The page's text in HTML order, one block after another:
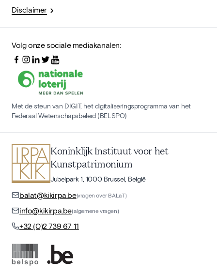
Disclaimer
Volg onze sociale mediakanalen:
Met de steun van DIGIT, het digitaliseringsprogramma van het
Federaal Wetenschapsbeleid (BELSPO)
Koninklijk Instituut voor het
Kunstpatrimonium
Jubelpark 1, 1000 Brussel, België
balat@kikirpa.be(vragen over BALaT)
info@kikirpa.be(algemene vragen)
+32 (0)2 739 67 11